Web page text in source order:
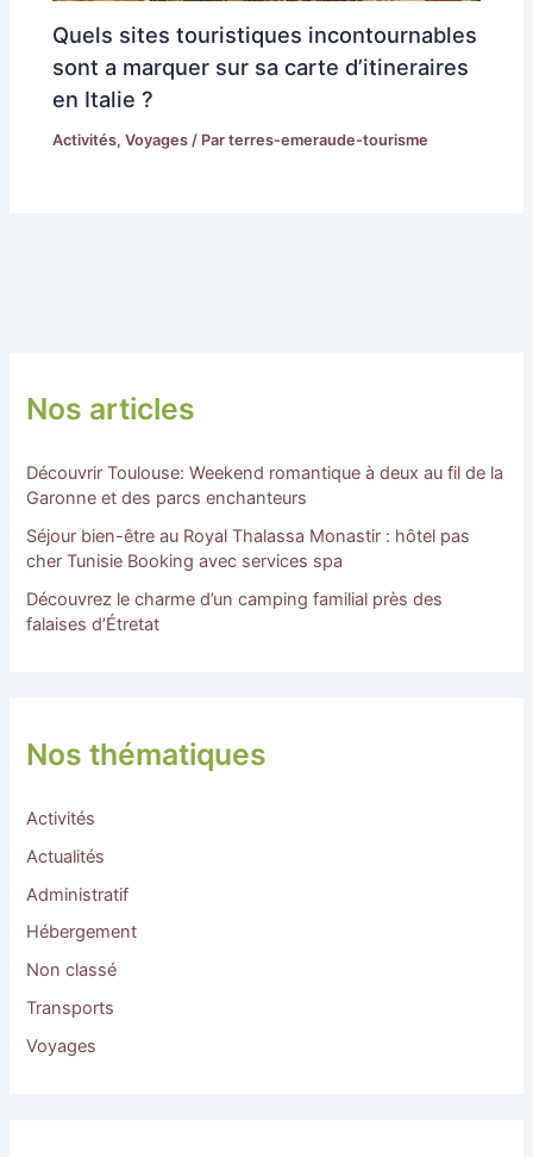
Quels sites touristiques incontournables
sont a marquer sur sa carte d’itineraires
en Italie ?
Activités,Voyages / Parterres-emeraude-tourisme
Nos articles
Découvrir Toulouse: Weekend romantique à deux au fil de la
Garonne et des parcs enchanteurs
Séjour bien-être au Royal Thalassa Monastir : hôtel pas
cher Tunisie Booking avec services spa
Découvrez le charme d’un camping familial près des
falaises d’Étretat
Nos thématiques
Activités
Actualités
Administratif
Hébergement
Non classé
Transports
Voyages